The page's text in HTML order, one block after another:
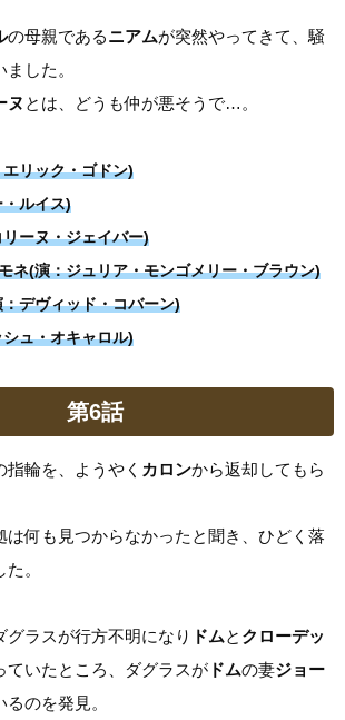
の母親であるニアムが突然やってきて、騒
した。
ヌ とは、どうも仲が悪そうで…。
リック・ゴドン)
ルイス)
ーヌ・ジェイバー)
ネ(演：ジュリア・モンゴメリー・ブラウン)
デヴィッド・コバーン)
ュ・オキャロル)
第6話
輪を、ようやく カロンから返却してもら
は何も見つからなかったと聞き、ひどく落
。
グラスが行方不明になり ドムと クローデッ
ていたところ、ダグラスが ドムの妻ジョー
のを発見。